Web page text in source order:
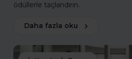
ödüllerle taçlandırın.
Daha fazla oku